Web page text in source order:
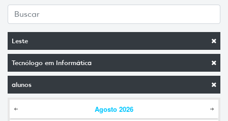
Leste
Tecnólogo em Informática
alunos
Agosto 2026